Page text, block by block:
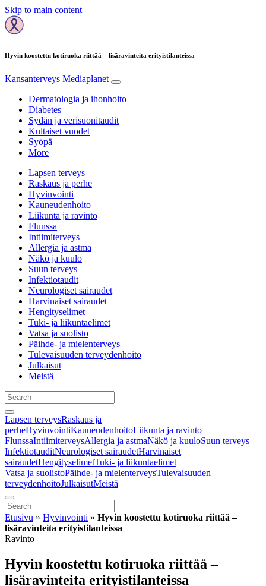
Skip to main content
Hyvin koostettu kotiruoka riittää – lisäravinteita erityistilanteissa
Kansanterveys Mediaplanet
Dermatologia ja ihonhoito
Diabetes
Sydän ja verisuonitaudit
Kultaiset vuodet
Syöpä
More
Lapsen terveys
Raskaus ja perhe
Hyvinvointi
Kauneudenhoito
Liikunta ja ravinto
Flunssa
Intiimiterveys
Allergia ja astma
Näkö ja kuulo
Suun terveys
Infektiotaudit
Neurologiset sairaudet
Harvinaiset sairaudet
Hengityselimet
Tuki- ja liikuntaelimet
Vatsa ja suolisto
Päihde- ja mielenterveys
Tulevaisuuden terveydenhoito
Julkaisut
Meistä
Lapsen terveysRaskaus ja
perheHyvinvointiKauneudenhoitoLiikunta ja ravinto
FlunssaIntiimiterveysAllergia ja astmaNäkö ja kuuloSuun terveys
InfektiotauditNeurologiset sairaudetHarvinaiset
sairaudetHengityselimetTuki- ja liikuntaelimet
Vatsa ja suolistoPäihde- ja mielenterveysTulevaisuuden
terveydenhoitoJulkaisutMeistä
Etusivu » Hyvinvointi » Hyvin koostettu kotiruoka riittää –
lisäravinteita erityistilanteissa
Ravinto
Hyvin koostettu kotiruoka riittää –
lisäravinteita erityistilanteissa